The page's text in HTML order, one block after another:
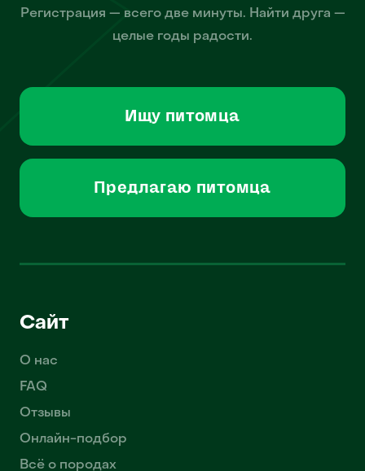
Регистрация — всего две минуты. Найти друга —
целые годы радости.
Ищу питомца
Предлагаю питомца
Сайт
О нас
FAQ
Отзывы
Онлайн-подбор
Всё о породах